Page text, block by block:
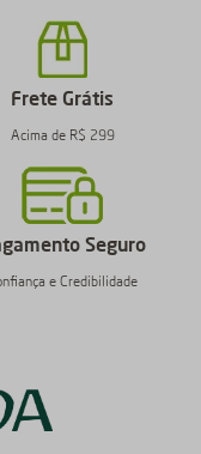
Frete Grátis
Acima de R$ 299
Seguro
e Credibilidade